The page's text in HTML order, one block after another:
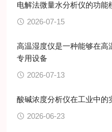
电解法微量水分析仪的功能
2026-07-15
高温湿度仪是一种能够在高
专用设备
2026-07-13
酸碱浓度分析仪在工业中的
2026-06-23